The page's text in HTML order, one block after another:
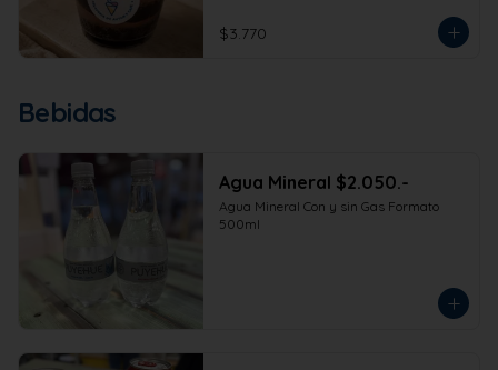
$3.770
Bebidas
Agua Mineral $2.050.-
Agua Mineral Con y sin Gas Formato
500ml